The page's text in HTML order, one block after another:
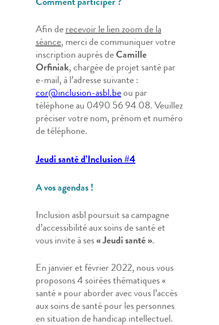
Comment participer ?
Afin de recevoir le lien zoom de la
séance, merci de communiquer votre
inscription auprès de Camille
Orfiniak, chargée de projet santé par
e-mail, à l’adresse suivante :
cor@inclusion-asbl.beou par
téléphone au 0490 56 94 08. Veuillez
préciser votre nom, prénom et numéro
de téléphone.
Jeudi santé d’Inclusion #4
A vos agendas !
Inclusion asbl poursuit sa campagne
d’accessibilité aux soins de santé et
vous invite à ses « Jeudi santé ».
En janvier et février 2022, nous vous
proposons 4 soirées thématiques «
santé » pour aborder avec vous l’accès
aux soins de santé pour les personnes
en situation de handicap intellectuel.